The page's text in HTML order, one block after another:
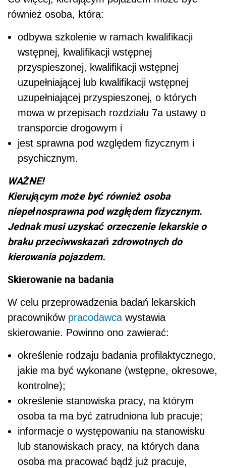
również osoba, która:
odbywa szkolenie w ramach kwalifikacji
wstępnej, kwalifikacji wstępnej
przyspieszonej, kwalifikacji wstępnej
uzupełniającej lub kwalifikacji wstępnej
uzupełniającej przyspieszonej, o których
mowa w przepisach rozdziału 7a ustawy o
transporcie drogowym i
jest sprawna pod względem fizycznym i
psychicznym.
WAŻNE!
Kierującym może być również osoba
niepełnosprawna pod względem fizycznym.
Jednak musi uzyskać orzeczenie lekarskie o
braku przeciwwskazań zdrowotnych do
kierowania pojazdem.
Skierowanie na badania
W celu przeprowadzenia badań lekarskich
pracowników pracodawca wystawia
skierowanie. Powinno ono zawierać:
określenie rodzaju badania profilaktycznego,
jakie ma być wykonane (wstępne, okresowe,
kontrolne);
określenie stanowiska pracy, na którym
osoba ta ma być zatrudniona lub pracuje;
informacje o występowaniu na stanowisku
lub stanowiskach pracy, na których dana
osoba ma pracować bądź już pracuje,